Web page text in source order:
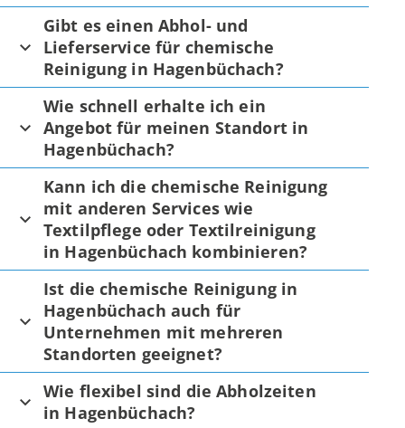
Gibt es einen Abhol- und
Lieferservice für chemische
Reinigung in Hagenbüchach?
Wie schnell erhalte ich ein
Angebot für meinen Standort in
Hagenbüchach?
Kann ich die chemische Reinigung
mit anderen Services wie
Textilpflege oder Textilreinigung
in Hagenbüchach kombinieren?
Ist die chemische Reinigung in
Hagenbüchach auch für
Unternehmen mit mehreren
Standorten geeignet?
Wie flexibel sind die Abholzeiten
in Hagenbüchach?